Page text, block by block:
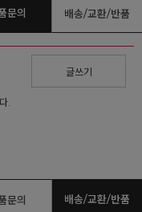
문의 배송/교환/반품
글쓰기
.
문의 배송/교환/반품